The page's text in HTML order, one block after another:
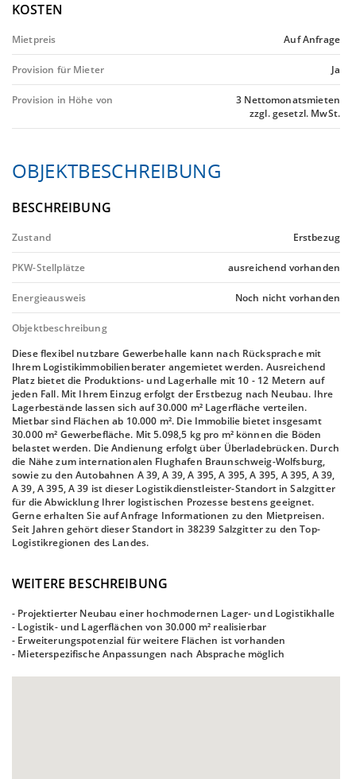
KOSTEN
Mietpreis Auf Anfrage
Provision für Mieter Ja
Provision in Höhe von
3 Nettomonatsmieten
zzgl. gesetzl. MwSt.
OBJEKTBESCHREIBUNG
BESCHREIBUNG
Zustand Erstbezug
PKW-Stellplätze ausreichend vorhanden
Energieausweis Noch nicht vorhanden
Objektbeschreibung
Diese flexibel nutzbare Gewerbehalle kann nach Rücksprache mit
Ihrem Logistikimmobilienberater angemietet werden. Ausreichend
Platz bietet die Produktions- und Lagerhalle mit 10 - 12 Metern auf
jeden Fall. Mit Ihrem Einzug erfolgt der Erstbezug nach Neubau. Ihre
Lagerbestände lassen sich auf 30.000 m² Lagerfläche verteilen.
Mietbar sind Flächen ab 10.000 m². Die Immobilie bietet insgesamt
30.000 m² Gewerbefläche. Mit 5.098,5 kg pro m² können die Böden
belastet werden. Die Andienung erfolgt über Überladebrücken. Durch
die Nähe zum internationalen Flughafen Braunschweig-Wolfsburg,
sowie zu den Autobahnen A 39, A 39, A 395, A 395, A 395, A 395, A 39,
A 39, A 395, A 39 ist dieser Logistikdienstleister-Standort in Salzgitter
für die Abwicklung Ihrer logistischen Prozesse bestens geeignet.
Gerne erhalten Sie auf Anfrage Informationen zu den Mietpreisen.
Seit Jahren gehört dieser Standort in 38239 Salzgitter zu den Top-
Logistikregionen des Landes.
WEITERE BESCHREIBUNG
- Projektierter Neubau einer hochmodernen Lager- und Logistikhalle
- Logistik- und Lagerflächen von 30.000 m² realisierbar
- Erweiterungspotenzial für weitere Flächen ist vorhanden
- Mieterspezifische Anpassungen nach Absprache möglich